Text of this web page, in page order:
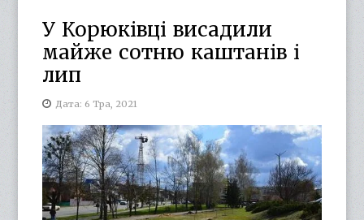
У Корюківці висадили
майже сотню каштанів і
лип
Дата: 6 Тра, 2021